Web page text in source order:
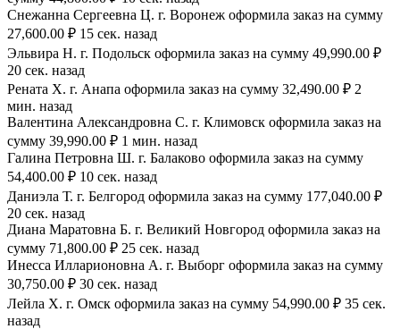
Снежанна Сергеевна Ц. г. Воронеж оформила заказ на сумму
27,600.00 ₽ 15 сек. назад
Эльвира Н. г. Подольск оформила заказ на сумму 49,990.00 ₽
20 сек. назад
Рената Х. г. Анапа оформила заказ на сумму 32,490.00 ₽ 2
мин. назад
Валентина Александровна С. г. Климовск оформила заказ на
сумму 39,990.00 ₽ 1 мин. назад
Галина Петровна Ш. г. Балаково оформила заказ на сумму
54,400.00 ₽ 10 сек. назад
Даниэла Т. г. Белгород оформила заказ на сумму 177,040.00 ₽
20 сек. назад
Диана Маратовна Б. г. Великий Новгород оформила заказ на
сумму 71,800.00 ₽ 25 сек. назад
Инесса Илларионовна А. г. Выборг оформила заказ на сумму
30,750.00 ₽ 30 сек. назад
Лейла Х. г. Омск оформила заказ на сумму 54,990.00 ₽ 35 сек.
назад